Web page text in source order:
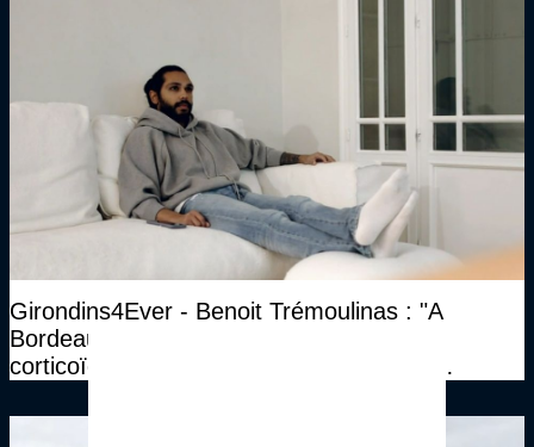
Girondins4Ever - Benoit Trémoulinas : "A
Bordeaux, j’ai juste fait une infiltration de
corticoïdes, et une infiltration de gel. Ca